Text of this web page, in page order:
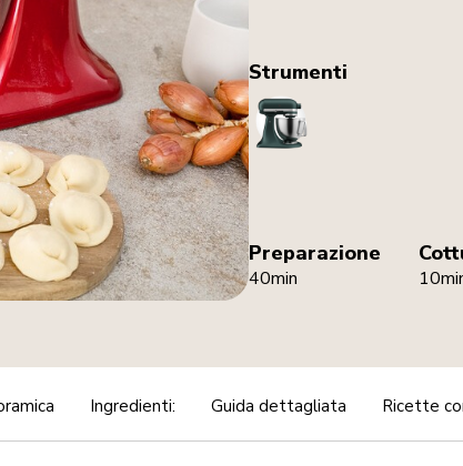
Strumenti
StandMixer
Preparazione
40min
Ingredienti: Guida dettagliata Ricette